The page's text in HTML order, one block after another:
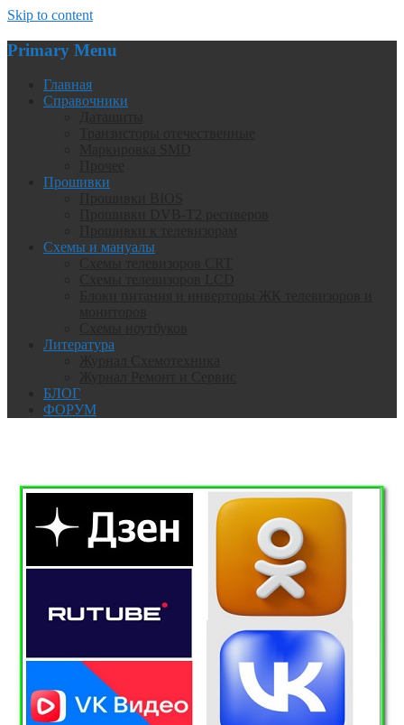
Skip to content
Primary Menu
Главная
Справочники
Прошивки
Схемы и мануалы
Литература
БЛОГ
ФОРУМ